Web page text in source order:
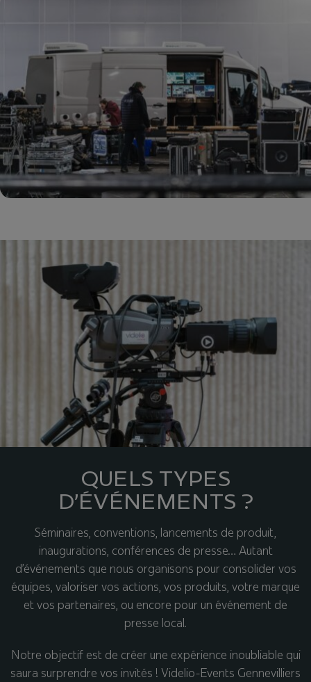
QUELS TYPES
D’ÉVÉNEMENTS ?
Séminaires, conventions, lancements de produit,
inaugurations, conférences de presse… Autant
d’événements que nous organisons pour consolider vos
équipes, valoriser vos actions, vos produits, votre marque
et vos partenaires, ou encore pour un événement de
presse local.
Notre objectif est de créer une expérience inoubliable qui
saura surprendre vos invités ! Videlio-Events Gennevilliers